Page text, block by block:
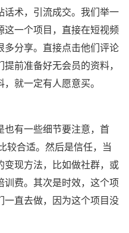
术，引流成交。我们举一
一个项目，直接在短视频
分享。直接点击他们评论
前准备好无会员的资料，
就一定有人愿意买。
有一些细节要注意，首
较合适。然后是信任，当
变现方法，比如做社群，或
费。其次是时效，这个项
一直去做，因为这个项目没